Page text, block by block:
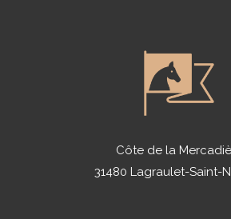
Côte de la
31480 Lagraulet-Saint-